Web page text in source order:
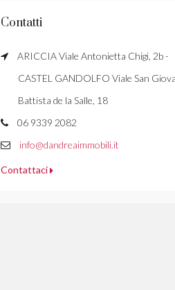
Contatti
ARICCIA Viale Antonietta Chigi, 2b -
CASTEL GANDOLFO Viale San
Battista de la Salle, 18
06 9339 2082
info@dandreaimmobili.it
Contattaci